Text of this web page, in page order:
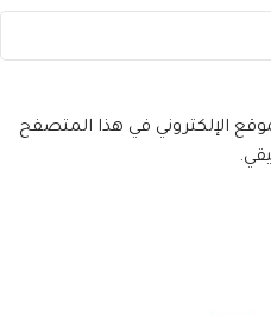
الإلكتروني في هذا المتصفح